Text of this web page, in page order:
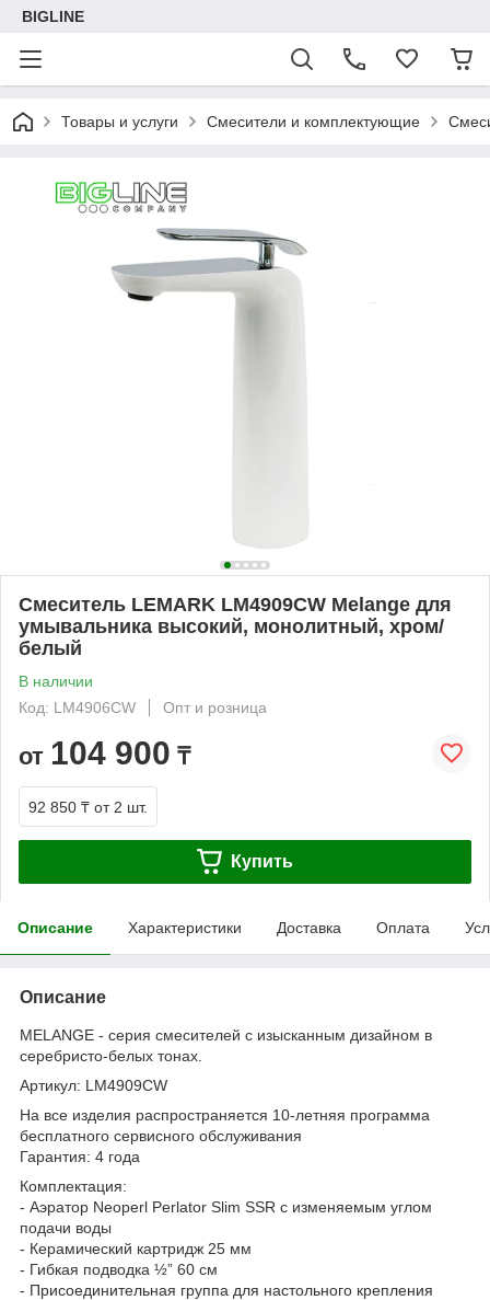
BIGLINE
Товары и услуги Смесители и комплектующие
Смеситель LEMARK LM4909CW Melange для
умывальника высокий, монолитный, хром/
белый
В наличии
Код: LM4906CW
Опт и розница
от 104 900 ₸
92 850 ₸ от 2 шт.
Купить
Описание Характеристики Доставка Оплата
Описание
MELANGE - серия смесителей с изысканным дизайном в
серебристо-белых тонах.
Артикул: LM4909CW
На все изделия распространяется 10-летняя программа
бесплатного сервисного обслуживания
Гарантия: 4 года
Комплектация:
- Аэратор Neoperl Perlator Slim SSR с изменяемым углом
подачи воды
- Керамический картридж 25 мм
- Гибкая подводка ½” 60 см
- Присоединительная группа для настольного крепления